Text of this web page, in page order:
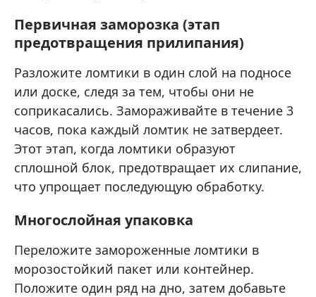
Первичная заморозка (этап
предотвращения прилипания)
Разложите ломтики в один слой на подносе
или доске, следя за тем, чтобы они не
соприкасались. Замораживайте в течение 3
часов, пока каждый ломтик не затвердеет.
Этот этап, когда ломтики образуют
сплошной блок, предотвращает их слипание,
что упрощает последующую обработку.
Многослойная упаковка
Переложите замороженные ломтики в
морозостойкий пакет или контейнер.
Положите один ряд на дно, затем добавьте